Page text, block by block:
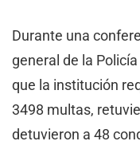
Durante una
general de la
que la institución
3498 multas,
detuvieron a 48